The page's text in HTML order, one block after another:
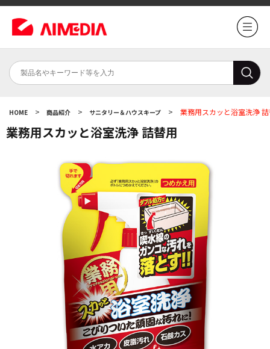
HOME > 商品紹介 > サニタリー＆ハウスキープ > 業務用スカッと浴室洗浄
業務用スカッと浴室洗浄 詰替用